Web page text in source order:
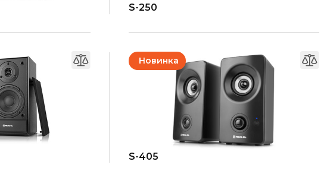
S-250
Новинка
S-405